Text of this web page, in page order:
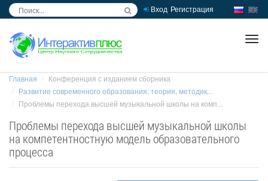
Вход Регистрация
Главная
Конференция с изданием сборника
Развитие современного образования: теория, методик...
Проблемы перехода высшей музыкальной школы на комп...
Проблемы перехода высшей музыкальной школы
на компетентностную модель образовательного
процесса